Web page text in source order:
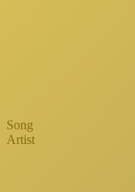
Song
Artist